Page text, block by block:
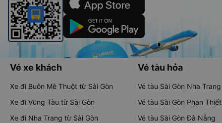
Vé xe khách
Xe đi Buôn Mê Thuột từ Sài Gòn
Xe đi Vũng Tàu từ Sài Gòn
Xe đi Nha Trang từ Sài Gòn
Vé tàu hỏa
Vé tàu Sài Gòn Nha Trang
Vé tàu Sài Gòn Phan Thiết
Vé tàu Sài Gòn Đà Nẵng